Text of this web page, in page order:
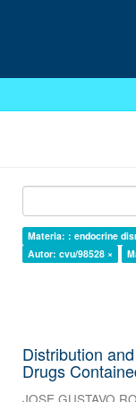
Materia: : endocrine
Autor: cvu/98528 ×
Distribution
Drugs